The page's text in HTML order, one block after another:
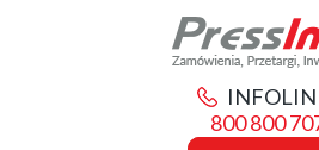
800 800